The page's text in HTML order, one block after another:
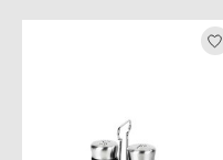
Produkt-Karussell-Artikel